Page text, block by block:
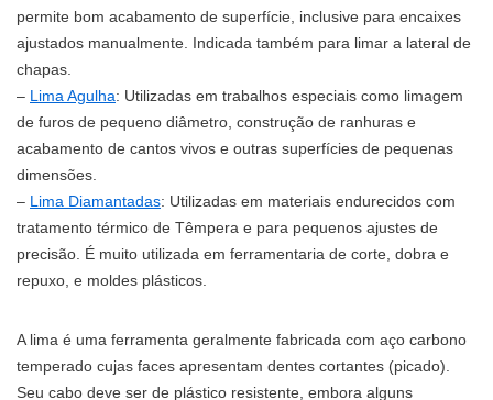
permite bom acabamento de superfície, inclusive para encaixes
ajustados manualmente. Indicada também para limar a lateral de
chapas.
– Lima Agulha: Utilizadas em trabalhos especiais como limagem
de furos de pequeno diâmetro, construção de ranhuras e
acabamento de cantos vivos e outras superfícies de pequenas
dimensões.
– Lima Diamantadas: Utilizadas em materiais endurecidos com
tratamento térmico de Têmpera e para pequenos ajustes de
precisão. É muito utilizada em ferramentaria de corte, dobra e
repuxo, e moldes plásticos.
A lima é uma ferramenta geralmente fabricada com aço carbono
temperado cujas faces apresentam dentes cortantes (picado).
Seu cabo deve ser de plástico resistente, embora alguns